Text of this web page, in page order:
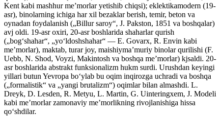
Kent kabi mashhur meʼmorlar yetishib chiqsi); eklektikamodern (19-
asr), binolarning ichiga har xil bezaklar berish, temir, beton va
oynadan foydalanish („Billur saroy“, J. Pakston, 1851 va boshqalar)
avj oldi. 19-asr oxiri, 20-asr boshlarida shaharlar qurish
(„bogʻshahar“, „yoʻldoshshahar“ — E. Govarx, R. Envin kabi
meʼmorlar), maktab, turar joy, maishiymaʼmuriy binolar qurilishi (F.
Uebb, N. Shod, Voyzi, Makintosh va boshqa meʼmorlar) kjsaldi. 20-
asr boshlarida abstrakt funksionalizm hukm surdi. Urushdan keyingi
yillari butun Yevropa boʻylab bu oqim inqirozga uchradi va boshqa
(„formalistik“ va „yangi brutalizm“) oqimlar bilan almashdi. L.
Dreyk, D. Lesden, R. Metyu, L. Martin, G. Uinteringxem, J. Modeli
kabi meʼmorlar zamonaviy meʼmorlikning rivojlanishiga hissa
qoʻshdilar.